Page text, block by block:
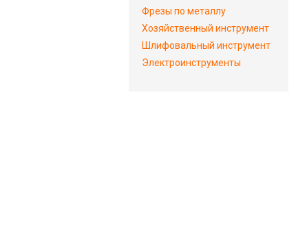
Фрезы по металлу
Хозяйственный инструмент
Шлифовальный инструмент
Электроинструменты